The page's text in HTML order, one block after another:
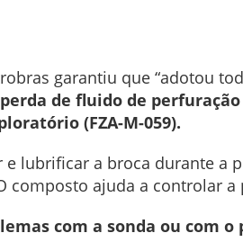
garantiu que “adotou
de fluido de
(FZA-M-059).
lubrificar a broca durante a
ajuda a controlar
com a sonda ou com